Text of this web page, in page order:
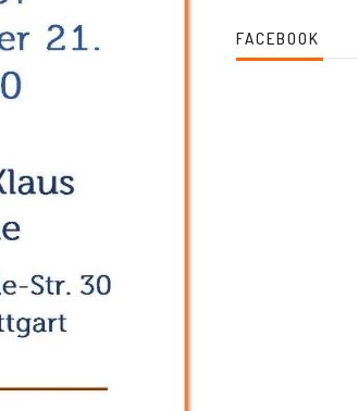
FACEBOOK